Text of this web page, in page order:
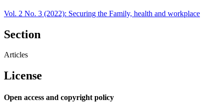
Vol. 2 No. 3 (2022): Securing the Family, health and workplace
Section
Articles
License
Open access and copyright policy